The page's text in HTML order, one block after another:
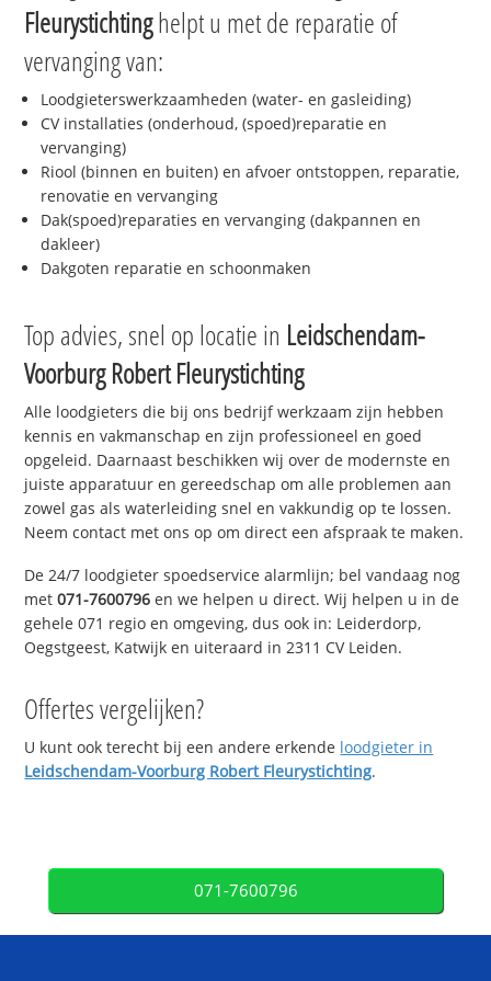
Fleurystichtinghelpt u met de reparatie of
vervanging van:
Loodgieterswerkzaamheden (water- en gasleiding)
CV installaties (onderhoud, (spoed)reparatie en
vervanging)
Riool (binnen en buiten) en afvoer ontstoppen, reparatie,
renovatie en vervanging
Dak(spoed)reparaties en vervanging (dakpannen en
dakleer)
Dakgoten reparatie en schoonmaken
Top advies, snel op locatie in Leidschendam-
Voorburg Robert Fleurystichting
Alle loodgieters die bij ons bedrijf werkzaam zijn hebben
kennis en vakmanschap en zijn professioneel en goed
opgeleid. Daarnaast beschikken wij over de modernste en
juiste apparatuur en gereedschap om alle problemen aan
zowel gas als waterleiding snel en vakkundig op te lossen.
Neem contact met ons op om direct een afspraak te maken.
De 24/7 loodgieter spoedservice alarmlijn; bel vandaag nog
met071-7600796 en we helpen u direct. Wij helpen u in de
gehele 071 regio en omgeving, dus ook in: Leiderdorp,
Oegstgeest, Katwijk en uiteraard in 2311 CV Leiden.
Offertes vergelijken?
U kunt ook terecht bij een andere erkende loodgieter in
Leidschendam-Voorburg Robert Fleurystichting.
071-7600796